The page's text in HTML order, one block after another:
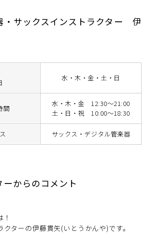
・サックスインストラクター 伊
水・木・金・土・日
間
水・木・金 12:30～21:00
土・日・祝 10:00～18:30
サックス・デジタル管楽器
からのコメント
ターの伊藤貫矢(いとうかんや)です。